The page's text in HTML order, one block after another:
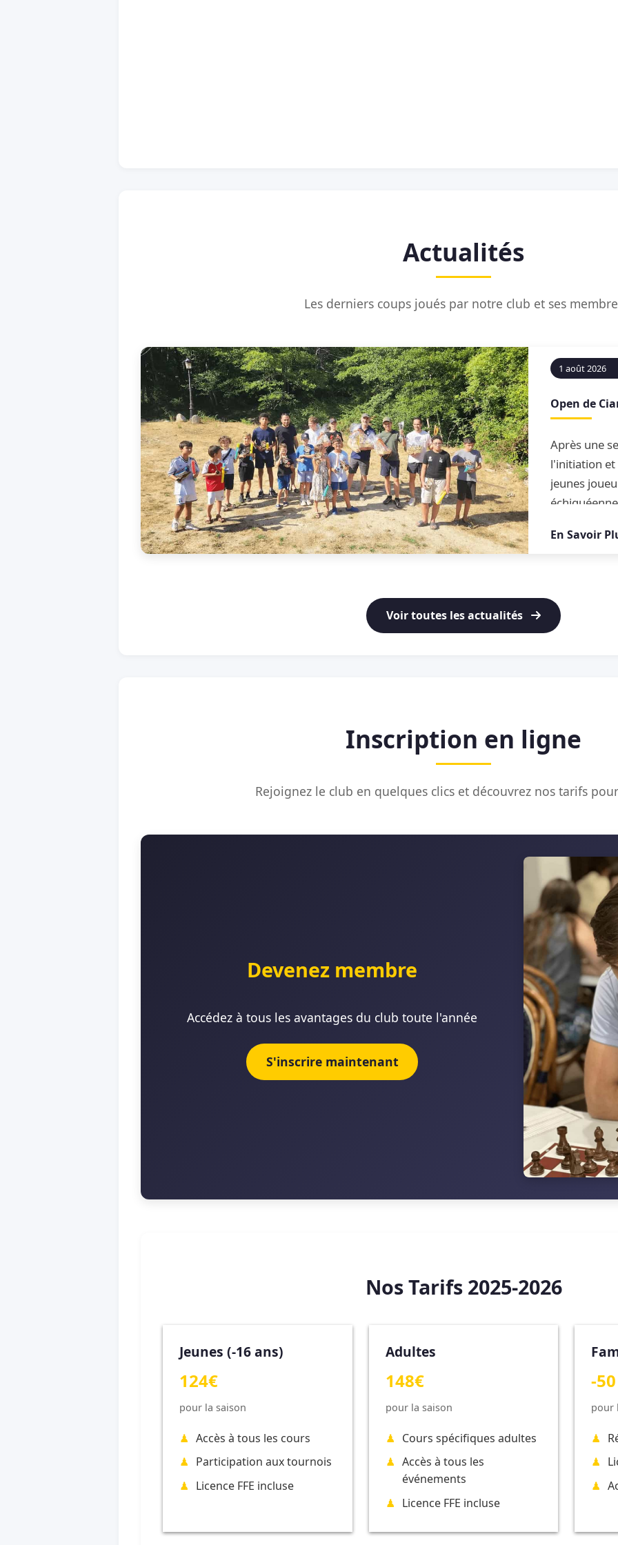
Actualités
Les derniers coups joués par notre club et ses
1 août 2026
Open de
Après une
l'initiation
jeunes
blitz
En Savoir
Voir toutes les actualités
Inscription en ligne
Rejoignez le club en quelques clics et découvrez nos tarifs
Devenez membre
Accédez à tous les avantages du club toute l'année
S'inscrire maintenant
Nos Tarifs 2025-2026
Jeunes (-16 ans)
124€
pour la saison
Accès à tous les cours
Participation aux tournois
Licence FFE incluse
Adultes
148€
pour la saison
Cours spécifiques adultes
Accès à tous les
événements
Licence FFE incluse
-
pour